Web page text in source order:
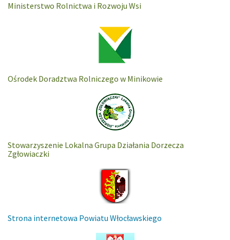
Ministerstwo Rolnictwa i Rozwoju Wsi
Ośrodek Doradztwa Rolniczego w Minikowie
Stowarzyszenie Lokalna Grupa Działania Dorzecza
Zgłowiaczki
Strona internetowa Powiatu Włocławskiego